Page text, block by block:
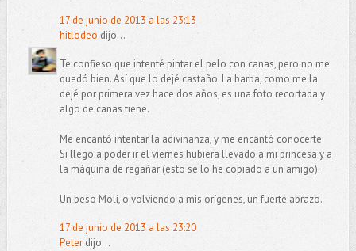
17 de junio de 2013 a las 23:13
hitlodeo dijo...
Te confieso que intenté pintar el pelo con canas, pero no me
quedó bien. Así que lo dejé castaño. La barba, como me la
dejé por primera vez hace dos años, es una foto recortada y
algo de canas tiene.
Me encantó intentar la adivinanza, y me encantó conocerte.
Si llego a poder ir el viernes hubiera llevado a mi princesa y a
la máquina de regañar (esto se lo he copiado a un amigo).
Un beso Moli, o volviendo a mis orígenes, un fuerte abrazo.
17 de junio de 2013 a las 23:20
Peterdijo...